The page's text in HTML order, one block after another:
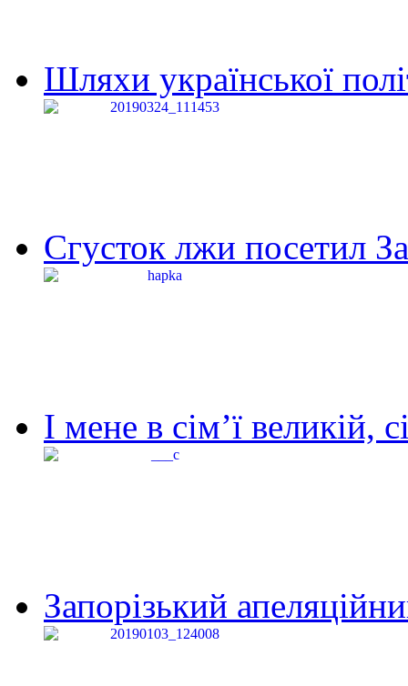
Шляхи української
Сгусток лжи посетил
І мене в сім’ї великій,
Запорізький